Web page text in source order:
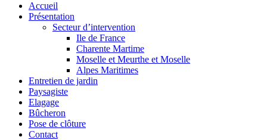
Accueil
Présentation
Secteur d’intervention
Ile de France
Charente Martime
Moselle et Meurthe et Moselle
Alpes Maritimes
Entretien de jardin
Paysagiste
Elagage
Bûcheron
Pose de clôture
Contact